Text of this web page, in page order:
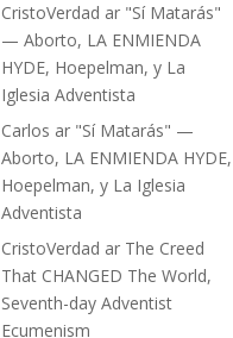
CristoVerdad ar "Sí Matarás"
— Aborto, LA ENMIENDA
HYDE, Hoepelman, y La
Iglesia Adventista
Carlos ar "Sí Matarás" —
Aborto, LA ENMIENDA HYDE,
Hoepelman, y La Iglesia
Adventista
CristoVerdad ar The Creed
That CHANGED The World,
Seventh-day Adventist
Ecumenism